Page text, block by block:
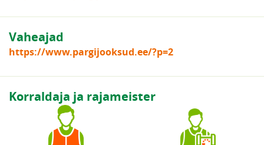
Vaheajad
https://www.pargijooksud.ee/?p=2
Korraldaja ja rajameister